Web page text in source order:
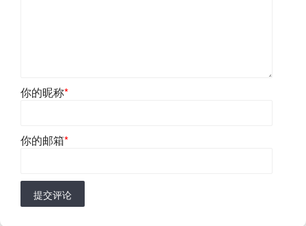
你的昵称*
你的邮箱*
提交评论